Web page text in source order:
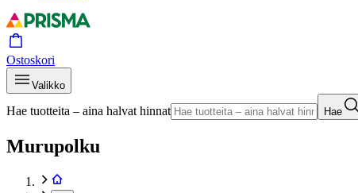
Ostoskori
Valikko
Hae tuotteita – aina halvat hinnat Hae
Murupolku